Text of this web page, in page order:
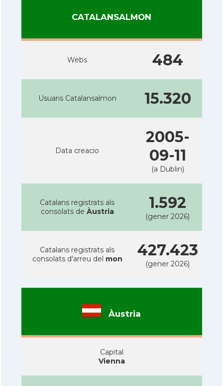
CATALANSALMON
Webs 484
Usuaris Catalansalmon 15.320
Data creacio
2005-
09-11
(a Dublin)
Catalans registrats als
consolats de Àustria 1.592
(gener 2026)
Catalans registrats als
consolats d'arreu del mon 427.423
(gener 2026)
Àustria
Capital
Vienna